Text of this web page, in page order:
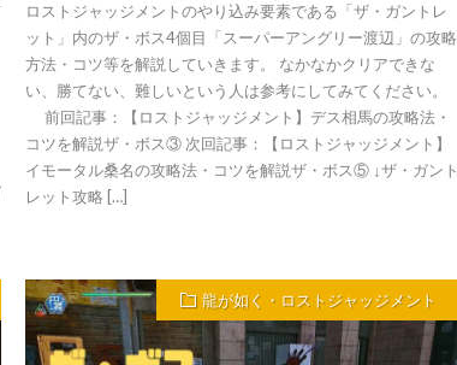
ロストジャッジメントのやり込み要素である「ザ・ガントレ
ット」内のザ・ボス4個目「スーパーアングリー渡辺」の攻略
方法・コツ等を解説していきます。 なかなかクリアできな
い、勝てない、難しいという人は参考にしてみてください。
前回記事：【ロストジャッジメント】デス相馬の攻略法・
コツを解説ザ・ボス③ 次回記事：【ロストジャッジメント】
イモータル桑名の攻略法・コツを解説ザ・ボス⑤ ↓ザ・ガント
レット攻略 […]
龍が如く・ロストジャッジメント